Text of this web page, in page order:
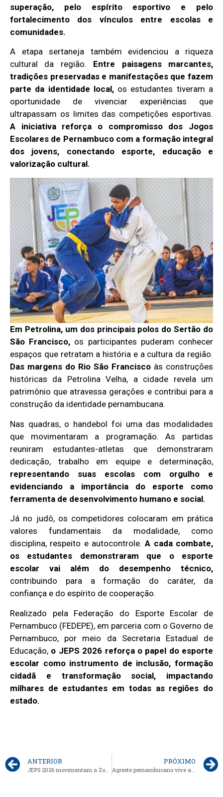
superação, pelo espírito esportivo e pelo
fortalecimento dos vínculos entre escolas e
comunidades.
A etapa sertaneja também evidenciou a riqueza
cultural da região. Entre paisagens marcantes,
tradições preservadas e manifestações que fazem
parte da identidade local,os estudantes tiveram a
oportunidade de vivenciar experiências que
ultrapassam os limites das competições esportivas.
A iniciativa reforça o compromisso dos Jogos
Escolares de Pernambuco com a formação integral
dos jovens, conectando esporte, educação e
valorização cultural.
Em Petrolina, um dos principais polos do Sertão do
São Francisco, os participantes puderam conhecer
espaços que retratam a história e a cultura da região.
Das margens do Rio São Francisco às construções
históricas da Petrolina Velha, a cidade revela um
patrimônio que atravessa gerações e contribui para a
construção da identidade pernambucana.
Nas quadras, o handebol foi uma das modalidades
que movimentaram a programação. As partidas
reuniram estudantes-atletas que demonstraram
dedicação, trabalho em equipe e determinação,
representando suas escolas com orgulho e
evidenciando a importância do esporte como
ferramenta de desenvolvimento humano e social.
Já no judô, os competidores colocaram em prática
valores fundamentais da modalidade, como
disciplina, respeito e autocontrole.A cada combate,
os estudantes demonstraram que o esporte
escolar vai além do desempenho técnico,
contribuindo para a formação do caráter, da
confiança e do espírito de cooperação.
Realizado pela Federação do Esporte Escolar de
Pernambuco (FEDEPE), em parceria com o Governo de
Pernambuco, por meio da Secretaria Estadual de
Educação, o JEPS 2026 reforça o papel do esporte
escolar como instrumento de inclusão, formação
cidadã e transformação social, impactando
milhares de estudantes em todas as regiões do
estado.
ANTERIOR
JEPS 2026 movimentam a Zona da Mata pernambucana
PRÓXIMO
Agreste pernambucano vive a emoção dos JEPS 2026